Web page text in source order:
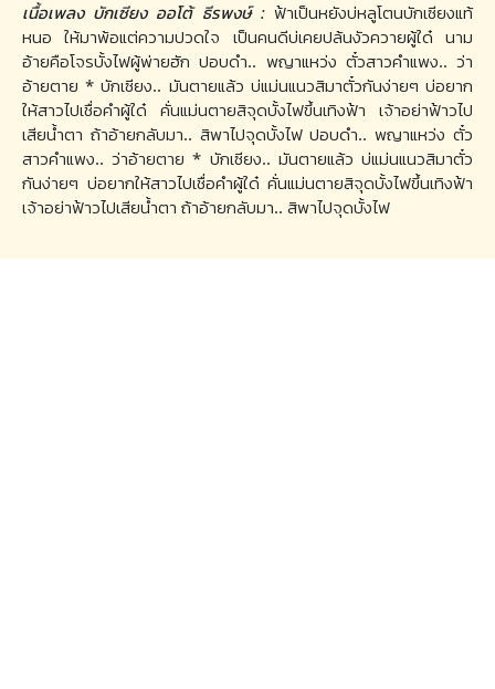
เนื้อเพลง บักเซียง ออโต้ ธีรพงษ์ : ฟ้าเป็นหยังบ่หลูโตนบักเซียงแท้
หนอ ให้มาพ้อแต่ความปวดใจ เป็นคนดีบ่เคยปล้นงัวควายผู้ใด๋ นาม
อ้ายคือโจรบั้งไฟผู้พ่ายฮัก ปอบดำ.. พญาแหว่ง ตั๋วสาวคำแพง.. ว่า
อ้ายตาย * บักเซียง.. มันตายแล้ว บ่แม่นแนวสิมาตั๋วกันง่ายๆ บ่อยาก
ให้สาวไปเชื่อคำผู้ใด๋ คั่นแม่นตายสิจุดบั้งไฟขึ้นเทิงฟ้า เจ้าอย่าฟ้าวไป
เสียน้ำตา ถ้าอ้ายกลับมา.. สิพาไปจุดบั้งไฟ ปอบดำ.. พญาแหว่ง ตั๋ว
สาวคำแพง.. ว่าอ้ายตาย * บักเซียง.. มันตายแล้ว บ่แม่นแนวสิมาตั๋ว
กันง่ายๆ บ่อยากให้สาวไปเชื่อคำผู้ใด๋ คั่นแม่นตายสิจุดบั้งไฟขึ้นเทิงฟ้า
เจ้าอย่าฟ้าวไปเสียน้ำตา ถ้าอ้ายกลับมา.. สิพาไปจุดบั้งไฟ